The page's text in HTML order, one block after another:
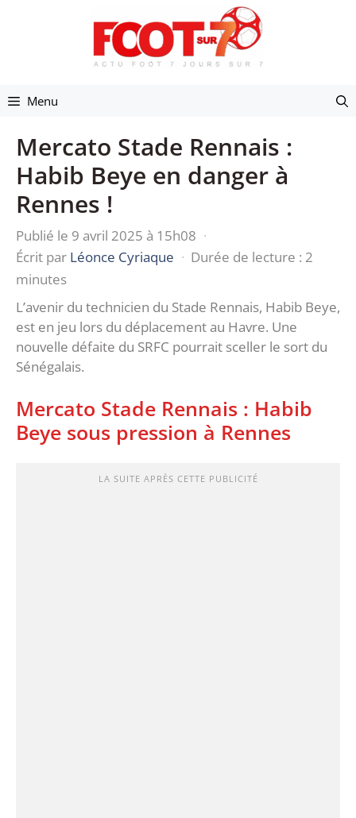
Menu
Mercato Stade Rennais :
Habib Beye en danger à
Rennes !
Publié le 9 avril 2025 à 15h08 ·
Écrit par Léonce Cyriaque · Durée de lecture : 2
minutes
L’avenir du technicien du Stade Rennais, Habib Beye,
est en jeu lors du déplacement au Havre. Une
nouvelle défaite du SRFC pourrait sceller le sort du
Sénégalais.
Mercato Stade Rennais : Habib
Beye sous pression à Rennes
LA SUITE APRÈS CETTE PUBLICITÉ